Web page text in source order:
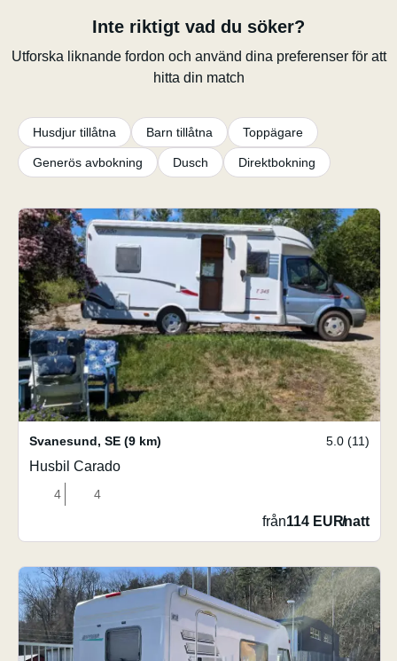
Inte riktigt vad du söker?
Utforska liknande fordon och använd dina preferenser för att
hitta din match
Husdjur tillåtna Barn tillåtna Toppägare
Generös avbokning Dusch Direktbokning
Svanesund, SE (9 km) 5.0 (11)
Husbil Carado
4 4
från114 EUR/natt